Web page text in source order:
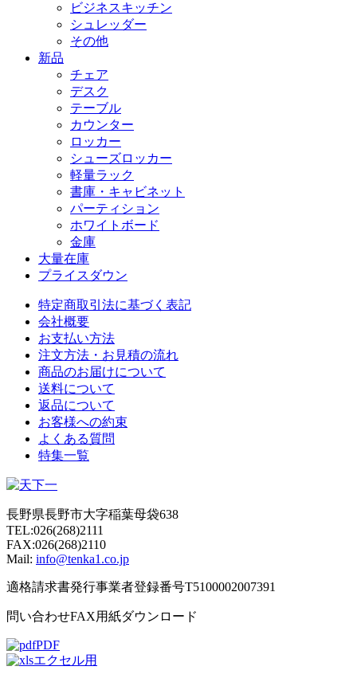
ビジネスキッチン
シュレッダー
その他
新品
チェア
デスク
テーブル
カウンター
ロッカー
シューズロッカー
軽量ラック
書庫・キャビネット
パーティション
ホワイトボード
金庫
大量在庫
プライスダウン
特定商取引法に基づく表記
会社概要
お支払い方法
注文方法・お見積の流れ
商品のお届けについて
送料について
返品について
お客様への約束
よくある質問
特集一覧
長野県長野市大字稲葉母袋638
TEL:026(268)2111
FAX:026(268)2110
Mail: info@tenka1.co.jp
適格請求書発行事業者登録番号T5100002007391
問い合わせFAX用紙ダウンロード
PDF
エクセル用